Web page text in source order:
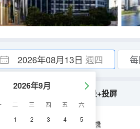
2026年08月13日 週四
2026年9月
二 三 四 五
六
1
2 3 4 5
墊+亞朵星球睡枕+高空城景+投屏
空調 淋浴 電視機